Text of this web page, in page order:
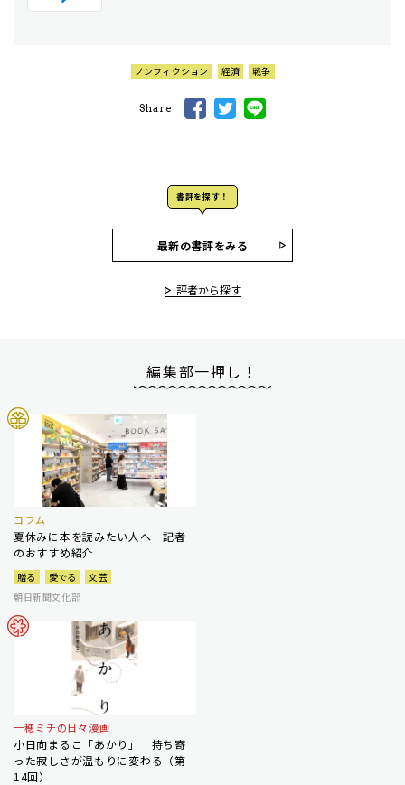
ノンフィクション 経済 戦争
Share
書評を探す！
最新の書評をみる
評者から探す
編集部一押し！
コラム
夏休みに本を読みたい人へ 記者
のおすすめ紹介
贈る 愛でる
文芸
朝日新聞文化部
一穂ミチの日々漫画
小日向まるこ「あかり」 持ち寄
った寂しさが温もりに変わる（第
14回）